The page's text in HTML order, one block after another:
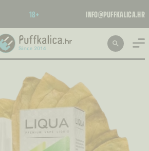
18+ INFO@PUFFKALICA.HR